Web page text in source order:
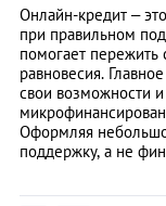
Онлайн-кредит –
при правильном
помогает
равновесия.
свои возможности и
Оформляя
поддержку, а не